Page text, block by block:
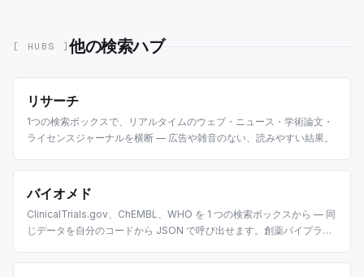
[ HUBS ]他の検索ハブ
リサーチ
1つの検索ボックスで、リアルタイムのウェブ・ニュース・学術論文・
ライセンスジャーナルを横断 — 広告や雑音のない、読みやすい結果。
バイオメド
ClinicalTrials.gov、ChEMBL、WHO を 1 つの検索ボックスから — 同
じデータを自分のコードから JSON で呼び出せます。創薬パイプライ